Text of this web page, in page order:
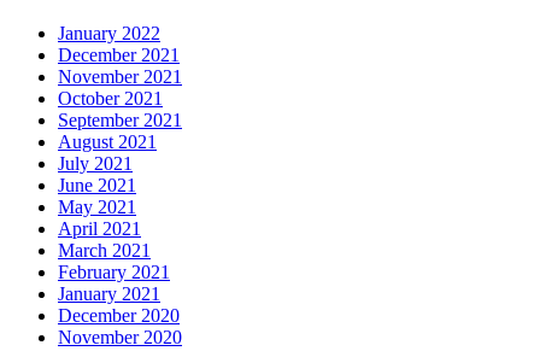
January 2022
December 2021
November 2021
October 2021
September 2021
August 2021
July 2021
June 2021
May 2021
April 2021
March 2021
February 2021
January 2021
December 2020
November 2020